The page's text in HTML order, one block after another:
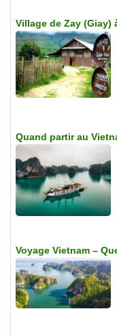
Village de Zay (Giay)
Quand partir au
Voyage Vietnam –